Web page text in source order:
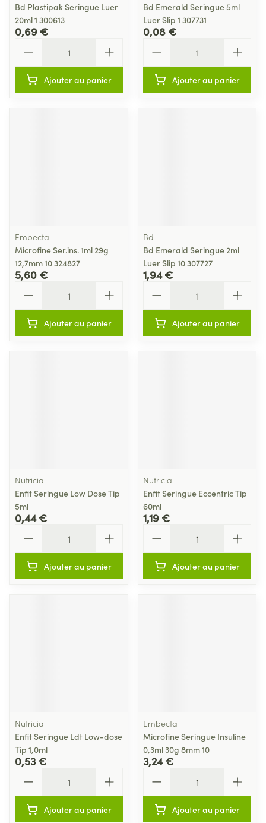
Bd Plastipak Seringue Luer
20ml 1 300613
0,69 €
Ajouter au panier
Bd Emerald Seringue 5ml
Luer Slip 1 307731
0,08 €
Ajouter au panier
Embecta
Microfine Ser.ins. 1ml 29g
12,7mm 10 324827
5,60 €
Ajouter au panier
Bd
Bd Emerald Seringue 2ml
Luer Slip 10 307727
1,94 €
Ajouter au panier
Nutricia
Enfit Seringue Low Dose Tip
5ml
0,44 €
Ajouter au panier
Nutricia
Enfit Seringue Eccentric Tip
60ml
1,19 €
Ajouter au panier
Nutricia
Enfit Seringue Ldt Low-dose
Tip 1,0ml
0,53 €
Ajouter au panier
Embecta
Microfine Seringue Insuline
0,3ml 30g 8mm 10
3,24 €
Ajouter au panier